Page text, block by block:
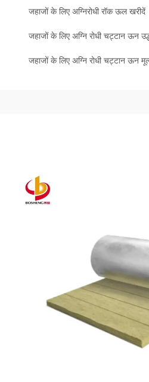
जहाजों के लिए अग्निरोधी रॉक ऊल खरीदें
जहाजों के लिए अग्नि रोधी चट्टान ऊन
जहाजों के लिए अग्नि रोधी चट्टान ऊन